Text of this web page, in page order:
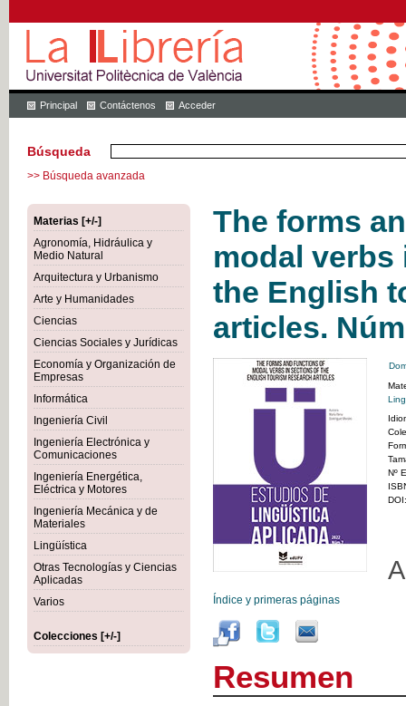
Principal Contáctenos Acceder
Búsqueda
>> Búsqueda avanzada
Materias [+/-]
Agronomía, Hidráulica y
Medio Natural
Arquitectura y Urbanismo
Arte y Humanidades
Ciencias
Ciencias Sociales y Jurídicas
Economía y Organización de
Empresas
Informática
Ingeniería Civil
Ingeniería Electrónica y
Comunicaciones
Ingeniería Energética,
Eléctrica y Motores
Ingeniería Mecánica y de
Materiales
Lingüística
Otras Tecnologías y Ciencias
Aplicadas
Varios
Colecciones [+/-]
The forms
modal
the English
articles.
Índice y primeras páginas
Nº
Resumen